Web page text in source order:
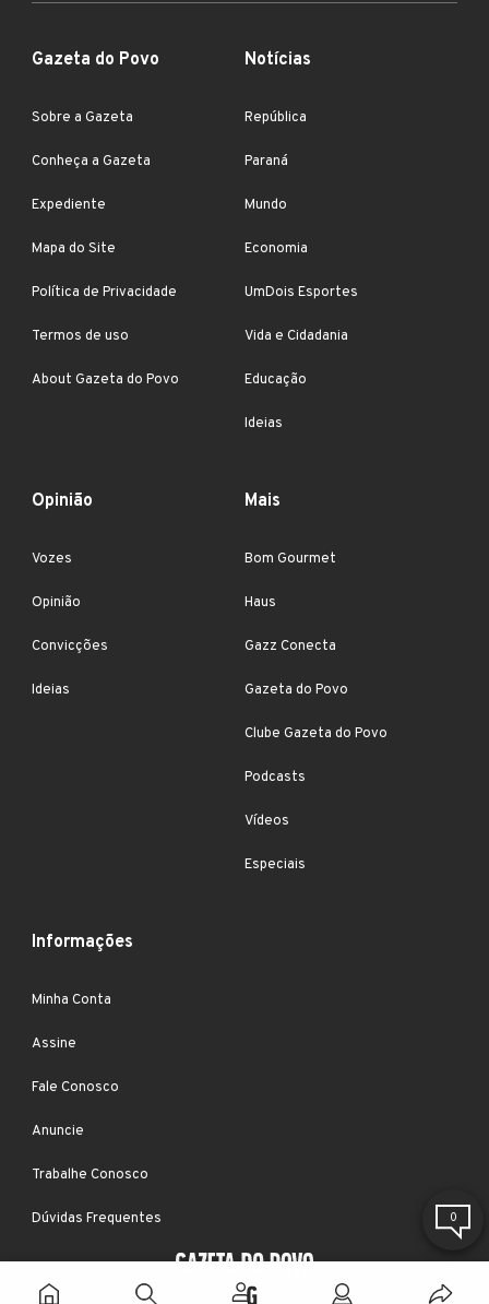
Gazeta do Povo
Sobre a Gazeta
Conheça a Gazeta
Expediente
Mapa do Site
Política de Privacidade
Termos de uso
About Gazeta do Povo
Notícias
República
Paraná
Mundo
Economia
UmDois Esportes
Vida e Cidadania
Educação
Ideias
Opinião
Vozes
Opinião
Convicções
Ideias
Mais
Bom Gourmet
Haus
Gazz Conecta
Gazeta do Povo
Clube Gazeta do Povo
Podcasts
Vídeos
Especiais
Informações
Minha Conta
Assine
Fale Conosco
Anuncie
Trabalhe Conosco
Dúvidas Frequentes 0